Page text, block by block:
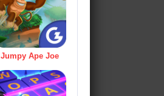
Jumpy Ape Joe